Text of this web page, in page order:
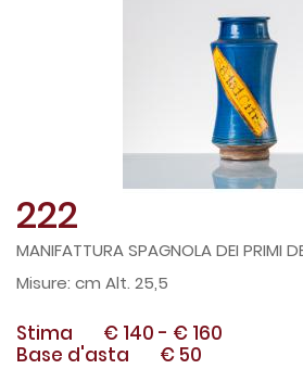
222
MANIFATTURA SPAGNOLA DEI PRIMI
cm Alt. 25,5
Stima € 140 - € 160
Base d'asta
€ 50